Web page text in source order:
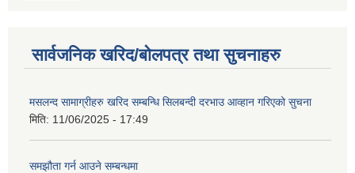
सार्वजनिक खरिद/बोलपत्र तथा सुचनाहरु
मसलन्द सामाग्रीहरु खरिद सम्बन्धि सिलबन्दी दरभाउ आव्हान गरिएको सुचना
मिति: 11/06/2025 - 17:49
समझौता गर्न आउने सम्बन्धमा